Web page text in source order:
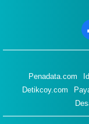
Penadata.com
Detikcoy.com